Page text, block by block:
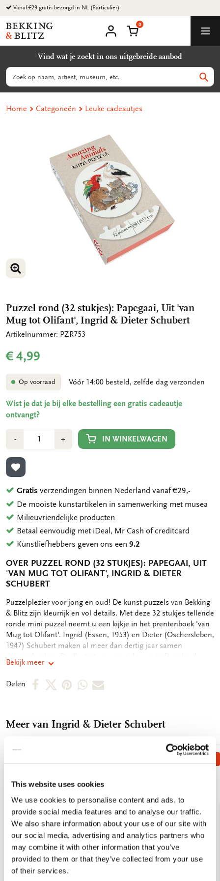
This website uses cookies
We use cookies to personalise content and ads, to
provide social media features and to analyse our traffic.
We also share information about your use of our site with
our social media, advertising and analytics partners who
may combine it with other information that you’ve
provided to them or that they’ve collected from your use
of their services.
Ga
naar
content
Vanaf €29 gratis bezorgd in NL (Particulier)
Bekking
&
B.V.
account
Winkelmand
0
Vind wat je zoekt in ons uitgebreide aanbod
Zoeken
Home Categorieën Leuke cadeautjes
VERGROOT AFBEELDING
Puzzel rond (32 stukjes): Papegaai, Uit 'van
Mug tot Olifant', Ingrid & Dieter Schubert
Artikelnummer: PZR753
€ 4,99
Op voorraad Vóór 14:00 besteld, zelfde dag verzonden
Wist je dat je bij elke bestelling een gratis cadeautje
ontvangt?
-Min
1
+Plus
1
IN WINKELWAGEN
TOEVOEGEN AAN VERLANGLIJST
Gratis verzendingen binnen Nederland vanaf €29,-
De mooiste kunstartikelen in samenwerking met musea
Milieuvriendelijke producten
Betaal eenvoudig met iDeal, Mr Cash of creditcard
Kunstliefhebbers geven ons een9.2
OVER PUZZEL ROND (32 STUKJES): PAPEGAAI, UIT
'VAN MUG TOT OLIFANT', INGRID & DIETER
SCHUBERT
OMSCHRIJVING
Puzzelplezier voor jong en oud! De kunst-puzzels van Bekking
& Blitz zijn kleurrijk en vol details. Met deze 32 stukjes tellende
ronde mini puzzel neemt u een kijkje in het prentenboek 'van
Mug tot Olifant'. Ingrid (Essen, 1953) en Dieter (Oschersleben,
1947) Schubert maken al meer dan dertig jaar samen
maar verhuisden naar Nederland omdat ze een beurs kregen
voor de Rietveld Academie in Amsterdam, Het eerste
prentenboek dat zij samen maakten, kwam eigenlijk voort uit
een leeuw? Een krokodil! Bovendien pas dat dier beter onder
een bed. Hun eerste prentenboek verscheen meteen in
veertien landen tegelijk. Sindsdien maakten Ingrid er Dieter
Schubert een lange reeks prentenboeken een voorleesbundels,
Willem, Beer en Egel, Ophelia, en Piepkleine Muis. - Puzzle
van 32 stukjes - Formaat: rond, doorsnede 11 cm - FSC karton -
Puzzelstukjes in papieren zak
Bekijk meer
Delen
DeelDeelDeelDeelDeel
mail
Meer van Ingrid & Dieter Schubert